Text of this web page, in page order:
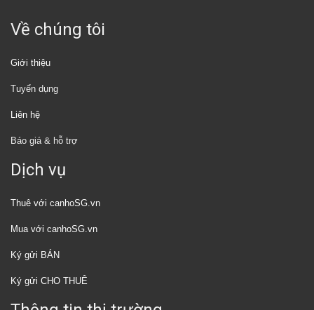
Về chúng tôi
Giới thiệu
Tuyển dụng
Liên hệ
Báo giá & hỗ trợ
Dịch vụ
Thuê với canhoSG.vn
Mua với canhoSG.vn
Ký gửi BÁN
Ký gửi CHO THUÊ